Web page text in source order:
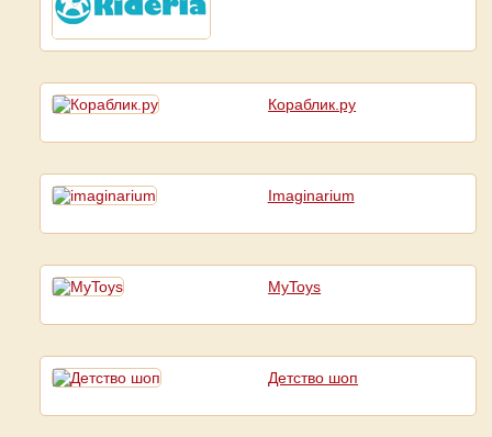
Кораблик.ру
Imaginarium
MyToys
Детство шоп